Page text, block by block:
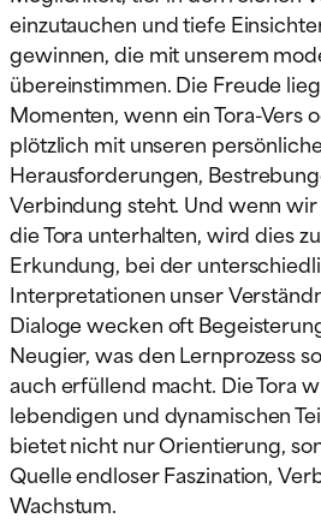
einzutauchen und tiefe
gewinnen, die mit unserem
übereinstimmen. Die Freude
Momenten, wenn ein Tora-Vers
plötzlich mit unseren
Herausforderungen,
Verbindung steht. Und wenn
die Tora unterhalten, wird dies
Erkundung, bei der
Interpretationen unser
Dialoge wecken oft
Neugier, was den Lernprozess
auch erfüllend macht. Die Tora
lebendigen und dynamischen
bietet nicht nur Orientierung,
Quelle endloser Faszination,
Wachstum.